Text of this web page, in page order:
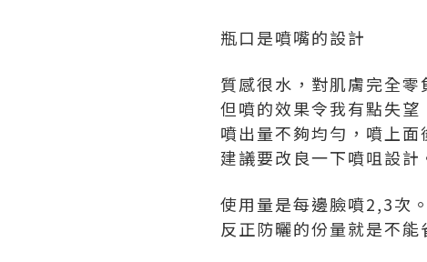
瓶口是噴嘴的設計
質感很水，對肌膚完全零
但噴的效果令我有點失望
噴出量不夠均勻，噴上
建議要改良一下噴咀設計
使用量是每邊臉噴2,3次。
反正防曬的份量就是不能